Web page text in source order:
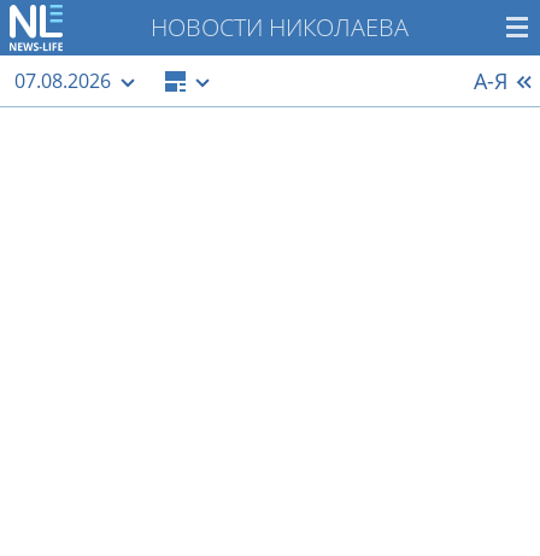
НОВОСТИ НИКОЛАЕВА
07.08.2026 А-Я